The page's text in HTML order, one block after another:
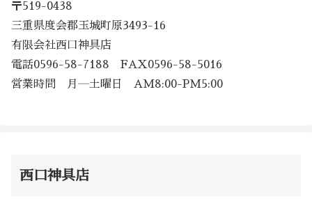
〒519-0438
三重県度会郡玉城町原3493-16
有限会社西口神具店
電話0596-58-7188 FAX0596-58-5016
営業時間 月―土曜日 AM8:00-PM5:00
西口神具店